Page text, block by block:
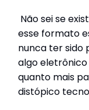
Não sei se
esse formato
nunca ter sido
algo
quanto mais
distópico